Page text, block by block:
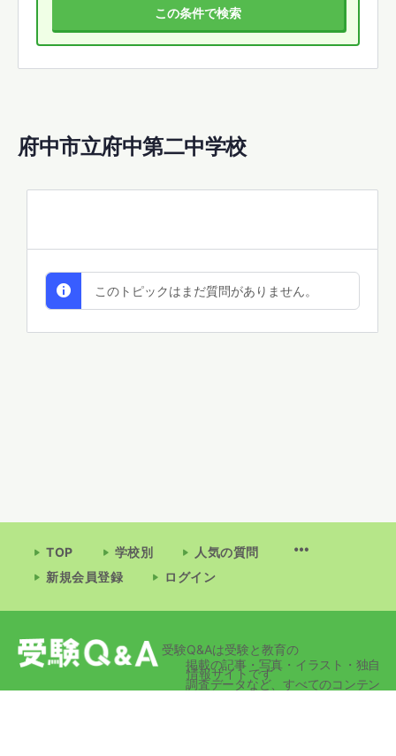
府中市立府中第二中学校
このトピックはまだ質問がありません。
この条件で検索
TOP 学校別
人気の質問
新規会員登録
ログイン
受験Q&Aは受験と教育の
情報サイトです
掲載の記事・写真・イラスト・独自
調査データなど、すべてのコンテン